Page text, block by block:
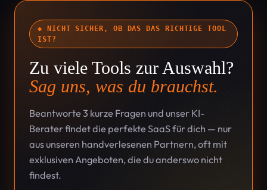
◆ NICHT SICHER, OB DAS DAS RICHTIGE TOOL
IST?
Zu viele Tools zur Auswahl?
Sag uns, was du brauchst.
Beantworte 3 kurze Fragen und unser KI-
Berater findet die perfekte SaaS für dich — nur
aus unseren handverlesenen Partnern, oft mit
exklusiven Angeboten, die du anderswo nicht
findest.